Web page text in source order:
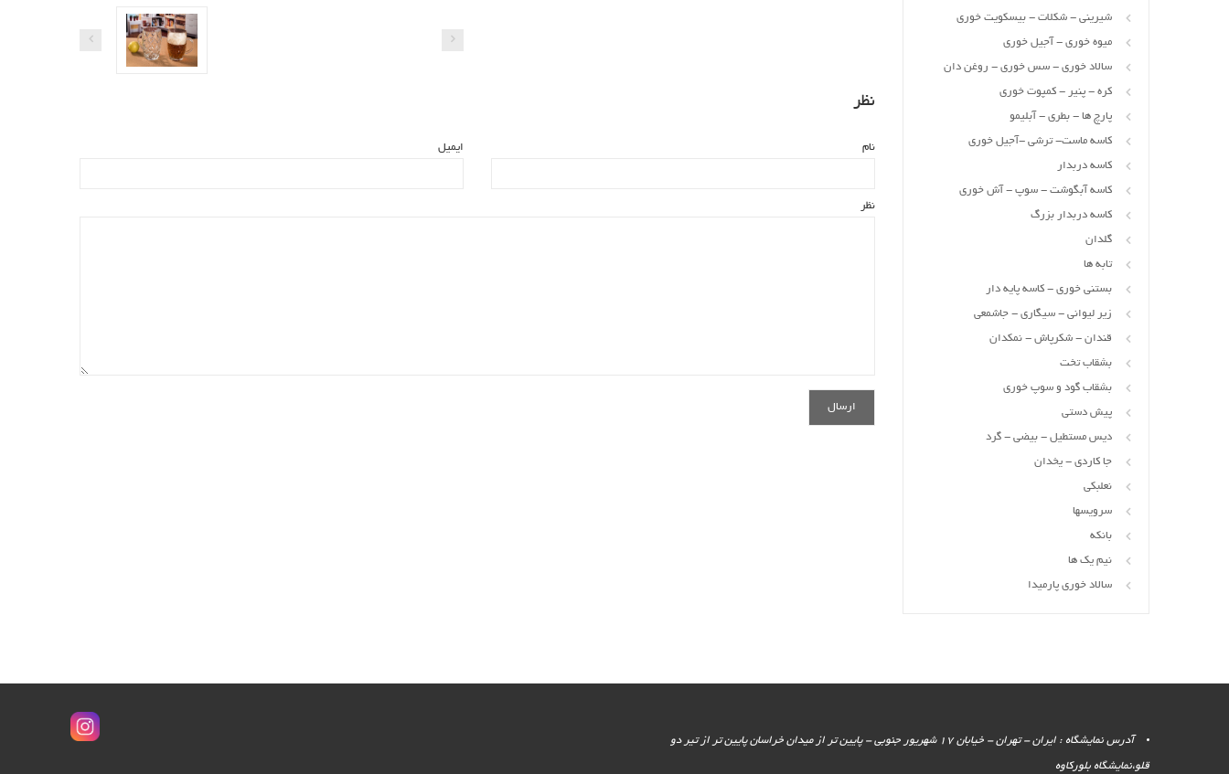
نظر
ایمیل نام
نظر
شیرینی - شکلات - بیسکویت خوری
میوه خوری - آجیل خوری
سالاد خوری - سس خوری - روغن دان
کره - پنیر - کمپوت خوری
پارچ ها - بطری - آبلیمو
کاسه ماست- ترشی -آجیل خوری
کاسه دربدار
کاسه آبگوشت - سوپ - آش خوری
کاسه دربدار بزرگ
گلدان
تابه ها
بستنی خوری - کاسه پایه دار
زیر لیوانی - سیگاری - جاشمعی
قندان - شکرپاش - نمکدان
بشقاب تخت
بشقاب گود و سوپ خوری
پیش دستی
دیس مستطیل - بیضی - گرد
جا کاردی - یخدان
نعلبکی
سرویسها
بانکه
نیم یک ها
سالاد خوری پارمیدا
آدرس نمایشگاه : ایران - تهران - خیابان 17 شهریور جنوبی - پایین تر از میدان خراسان پایین تر از تیر دو
قلو،نمایشگاه بلورکاوه